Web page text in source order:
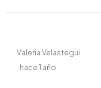
Valeria Velastegui
hace 1 año